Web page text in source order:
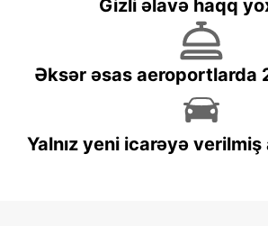
Gizli əlavə haqq
Əksər əsas aeroportlarda
Yalnız yeni icarəyə